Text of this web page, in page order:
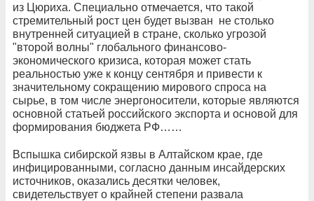
из Цюриха. Специально отмечается, что такой
стремительный рост цен будет вызван не столько
внутренней ситуацией в стране, сколько угрозой
"второй волны" глобального финансово-
экономического кризиса, которая может стать
реальностью уже к концу сентября и привести к
значительному сокращению мирового спроса на
сырье, в том числе энергоносители, которые являются
основной статьей российского экспорта и основой для
формирования бюджета РФ……
Вспышка сибирской язвы в Алтайском крае, где
инфицированными, согласно данным инсайдерских
источников, оказались десятки человек,
свидетельствует о крайней степени развала